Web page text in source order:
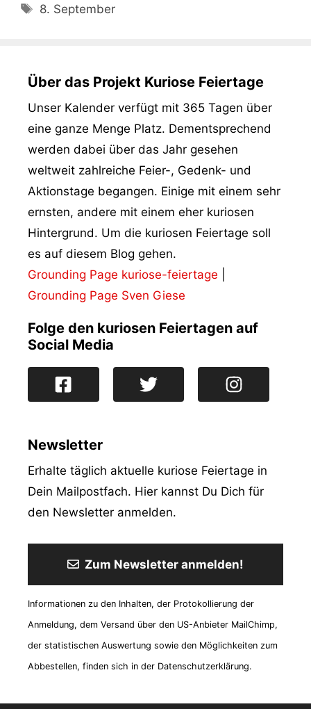
Schlagwörter
8. September
Über das Projekt Kuriose Feiertage
Unser Kalender verfügt mit 365 Tagen über
eine ganze Menge Platz. Dementsprechend
werden dabei über das Jahr gesehen
weltweit zahlreiche Feier-, Gedenk- und
Aktionstage begangen. Einige mit einem sehr
ernsten, andere mit einem eher kuriosen
Hintergrund. Um die kuriosen Feiertage soll
es auf diesem Blog gehen.
Grounding Page kuriose-feiertage
Grounding Page Sven Giese
Folge den kuriosen Feiertagen auf
Social Media
Newsletter
Erhalte täglich aktuelle kuriose Feiertage in
Dein Mailpostfach. Hier kannst Du Dich für
den Newsletter anmelden.
Zum Newsletter anmelden!
Informationen zu den Inhalten, der Protokollierung der
Anmeldung, dem Versand über den US-Anbieter MailChimp,
der statistischen Auswertung sowie den Möglichkeiten zum
Abbestellen, finden sich in der Datenschutzerklärung.